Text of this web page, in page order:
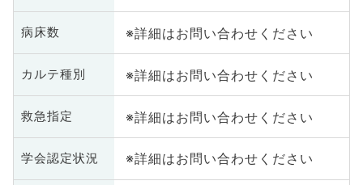
病床数 ※詳細はお問い合わせください
カルテ種別 ※詳細はお問い合わせください
救急指定 ※詳細はお問い合わせください
学会認定状況 ※詳細はお問い合わせください